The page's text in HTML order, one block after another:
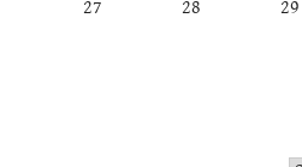
27
28 29